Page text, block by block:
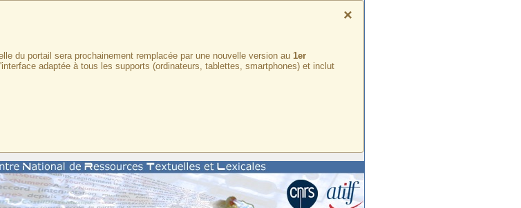
×
du portail sera prochainement remplacée par une nouvelle version au 1er
adaptée à tous les supports (ordinateurs, tablettes, smartphones) et inclut